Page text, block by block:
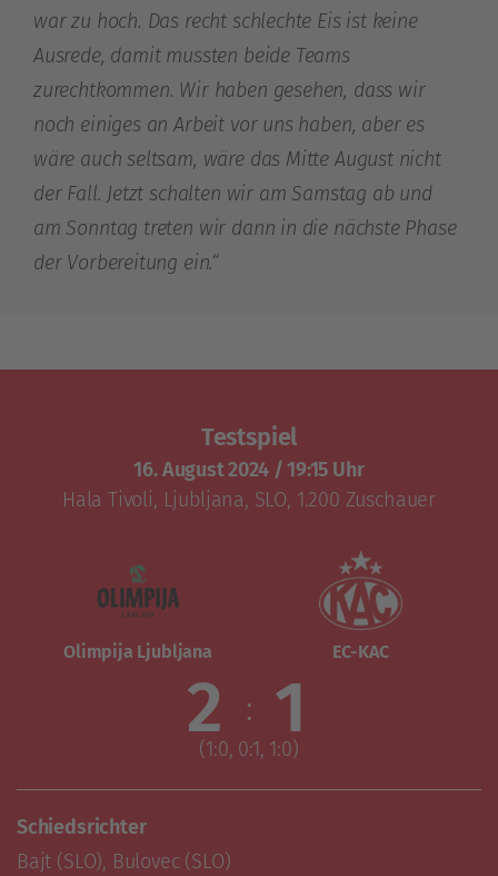
war zu hoch. Das recht schlechte Eis ist keine
Ausrede, damit mussten beide Teams
zurechtkommen. Wir haben gesehen, dass wir
noch einiges an Arbeit vor uns haben, aber es
wäre auch seltsam, wäre das Mitte August nicht
der Fall. Jetzt schalten wir am Samstag ab und
am Sonntag treten wir dann in die nächste Phase
der Vorbereitung ein.“
Testspiel
16. August 2024/ 19:15 Uhr
Hala Tivoli, Ljubljana, SLO, 1.200 Zuschauer
Olimpija Ljubljana
2 : 1
(1:0, 0:1, 1:0)
EC-KAC
Schiedsrichter
Bajt (SLO), Bulovec (SLO)